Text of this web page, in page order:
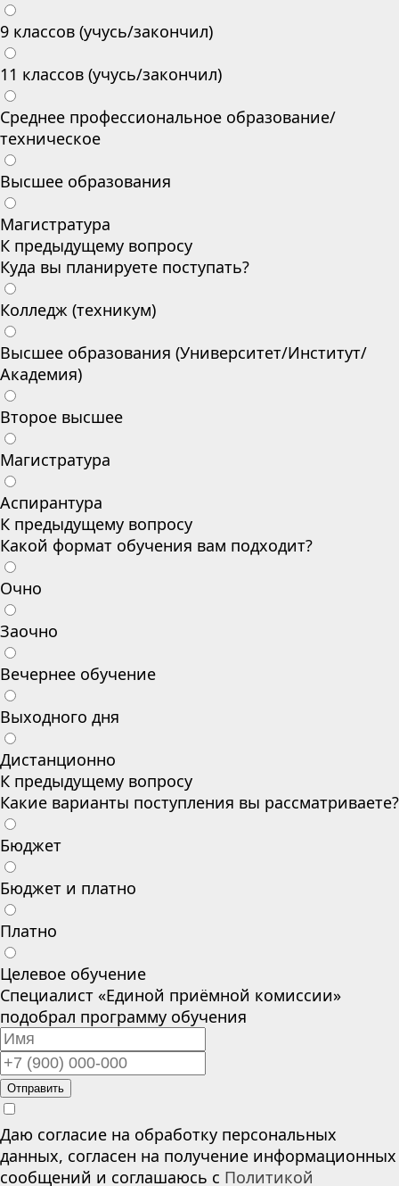
9 классов (учусь/закончил)
11 классов (учусь/закончил)
Среднее профессиональное образование/
техническое
Высшее образования
Магистратура
К предыдущему вопросу
Куда вы планируете поступать?
Колледж (техникум)
Высшее образования (Университет/Институт/
Академия)
Второе высшее
Магистратура
Аспирантура
К предыдущему вопросу
Какой формат обучения вам подходит?
Очно
Заочно
Вечернее обучение
Выходного дня
Дистанционно
К предыдущему вопросу
Какие варианты поступления вы рассматриваете?
Бюджет
Бюджет и платно
Платно
Целевое обучение
Специалист «Единой приёмной комиссии»
подобрал программу обучения
Отправить
Даю согласие на обработку персональных
данных, согласен на получение информационных
сообщений и соглашаюсь с Политикой